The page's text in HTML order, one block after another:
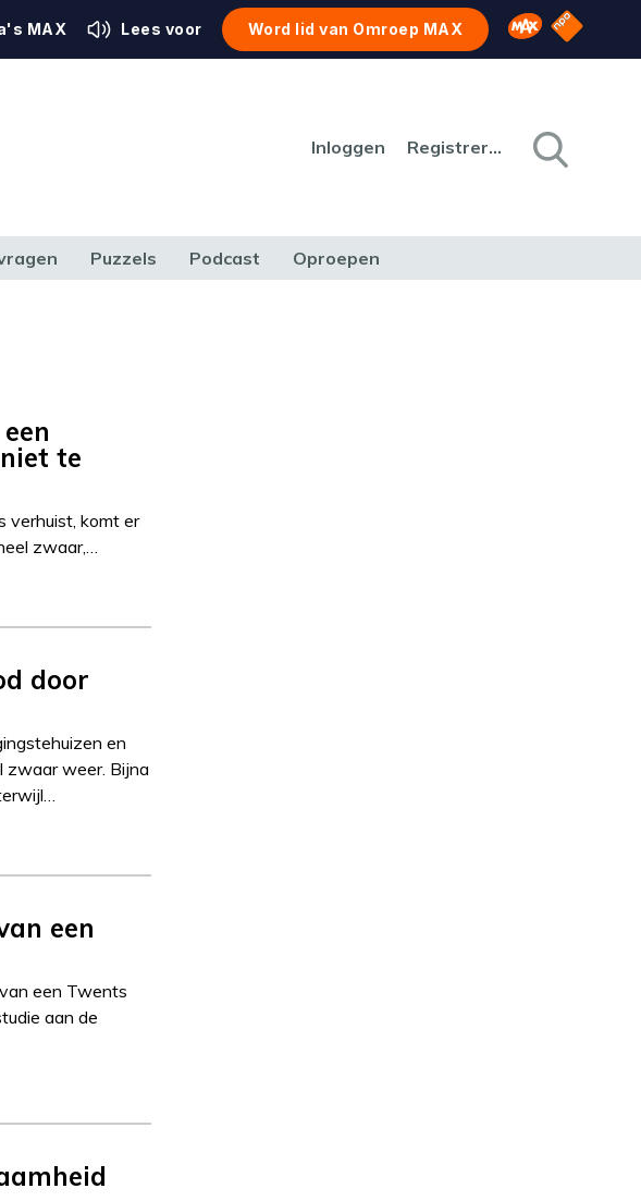
MAX Lees voor Word lid van Omroep MAX Omroep MAX
NPO
Inloggen Registreren
Puzzels Podcast Oproepen
te
verhuist, komt er
zwaar,…
door
en
zwaar weer. Bijna
een
een Twents
aan de